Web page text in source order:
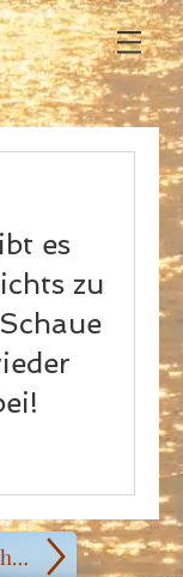
es
zu
buchen